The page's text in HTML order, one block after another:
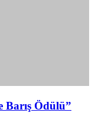
Ödülü”